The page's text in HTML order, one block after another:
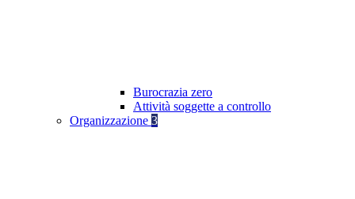
Burocrazia zero
Attività soggette a controllo
Organizzazione 3